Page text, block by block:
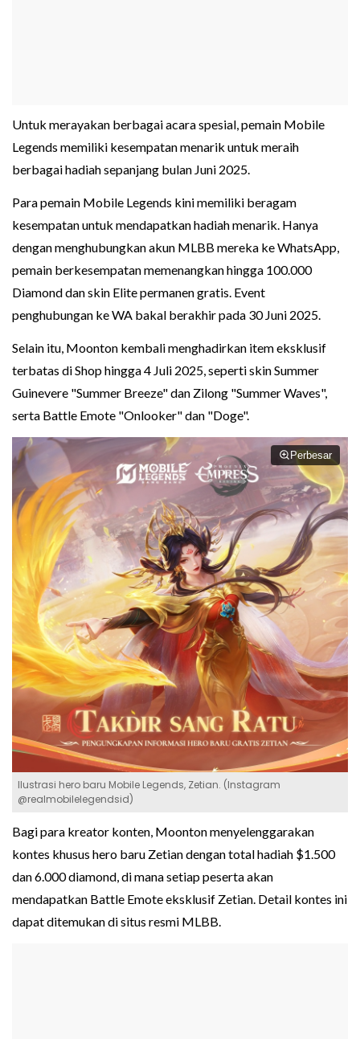
Untuk merayakan berbagai acara spesial, pemain Mobile
Legends memiliki kesempatan menarik untuk meraih
berbagai hadiah sepanjang bulan Juni 2025.
Para pemain Mobile Legends kini memiliki beragam
kesempatan untuk mendapatkan hadiah menarik. Hanya
dengan menghubungkan akun MLBB mereka ke WhatsApp,
pemain berkesempatan memenangkan hingga 100.000
Diamond dan skin Elite permanen gratis. Event
penghubungan ke WA bakal berakhir pada 30 Juni 2025.
Selain itu, Moonton kembali menghadirkan item eksklusif
terbatas di Shop hingga 4 Juli 2025, seperti skin Summer
Guinevere "Summer Breeze" dan Zilong "Summer Waves",
serta Battle Emote "Onlooker" dan "Doge".
Perbesar
Ilustrasi hero baru Mobile Legends, Zetian. (Instagram
@realmobilelegendsid)
Bagi para kreator konten, Moonton menyelenggarakan
kontes khusus hero baru Zetian dengan total hadiah $1.500
dan 6.000 diamond, di mana setiap peserta akan
mendapatkan Battle Emote eksklusif Zetian. Detail kontes ini
dapat ditemukan di situs resmi MLBB.